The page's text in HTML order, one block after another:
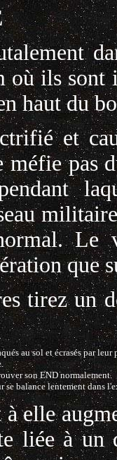
ils sont
haut du
et
méfie pas
Le
que
tirez un
au sol et écrasés par leur
son END normalement.
se balance lentement dans
elle
liée à un